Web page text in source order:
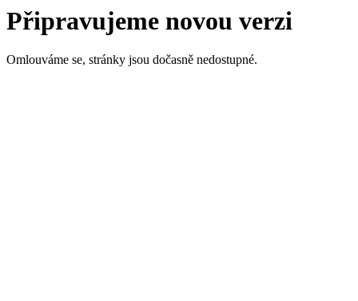
Připravujeme novou verzi
Omlouváme se, stránky jsou dočasně nedostupné.